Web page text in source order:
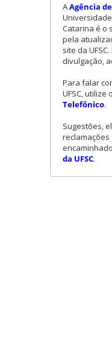
AAgência
Catarina é o
pela
site da
divulgação,
Para falar
UFSC, utilize o
Telefônico.
Sugestões,
da UFSC.